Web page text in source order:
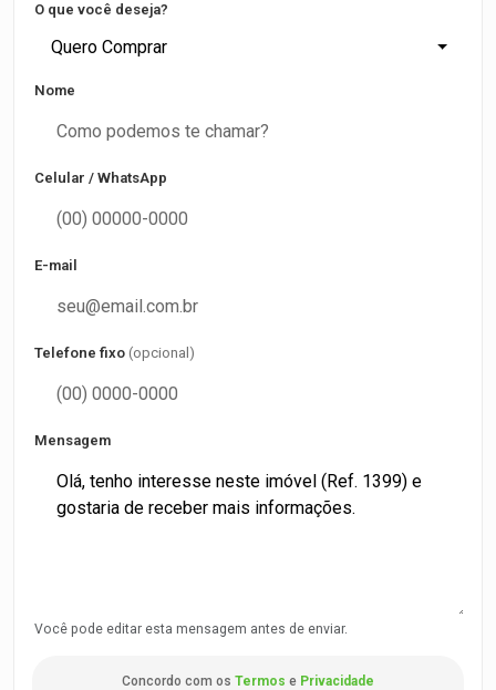
O que você deseja?
Quero Comprar
Nome
Celular / WhatsApp
E-mail
Telefone fixo (opcional)
Mensagem
Você pode editar esta mensagem antes de enviar.
Concordo com os Termos e Privacidade